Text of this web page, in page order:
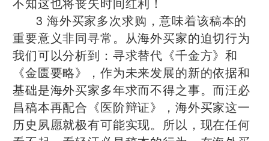
3 海外买家多次求购，意味着该稿本的
重要意义非同寻常。从海外买家的迫切行为
我们可以分析到：寻求替代《千金方》和
《金匮要略》，作为未来发展的新的依据和
基础是海外买家多年求而不得之事。而汪必
昌稿本再配合《医阶辩证》，海外买家这一
历史夙愿就极有可能实现。所以，现在任何